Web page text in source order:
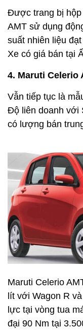
Được trang bị hộp
AMT sử dụng
suất nhiên liệu
Xe có giá bán tại
4. Maruti Celerio
Vẫn tiếp tục là
Độ liên doanh với
có lượng bán
Maruti Celerio
lít với Wagon R
lực tại vòng tua
đại 90 Nm tại